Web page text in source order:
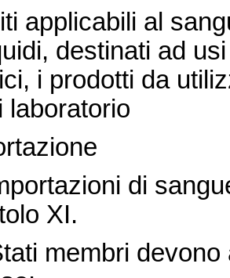
al
destinati ad
i prodotti da
laboratorio
di
XI.
membri devono